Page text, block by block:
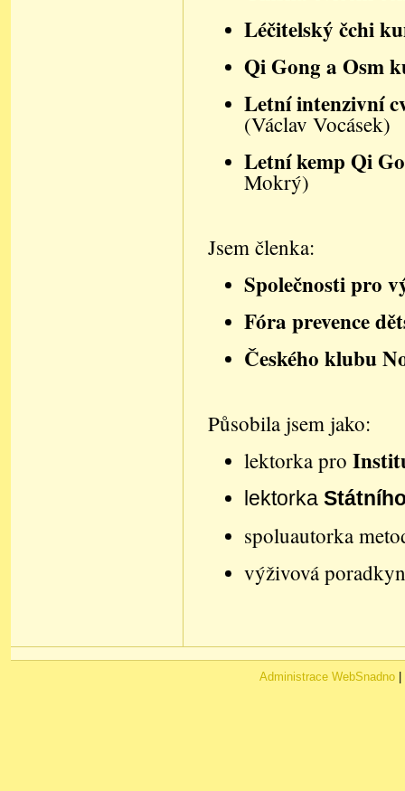
Léčitelský čchi
Qi Gong a Osm
Letní intenzivní
(Václav Vocásek)
Letní kemp Qi
Mokrý)
Jsem členka:
Společnosti pro
Fóra prevence
Českého klubu
Působila jsem jako:
lektorka pro
lektorka
spoluautorka
výživová
Administrace WebSnadno|